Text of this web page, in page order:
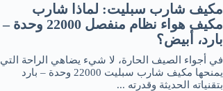
مكيف شارب سبليت: لماذا شارب
مكيف هواء نظام منفصل 22000 وحدة –
بارد، أبيض؟
في أجواء الصيف الحارة، لا شيء يضاهي الراحة التي
يمنحها مكيف شارب سبليت 22000 وحدة – بارد
بتقنياته الحديثة وقدرته ...